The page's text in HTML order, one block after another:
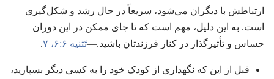
ارتباطش با دیگران می‌شود،‏ سریعاً در حال رشد و شکل‌گیری
است.‏ به این دلیل،‏ مهم است که تا جای ممکن در این دوران
حساس و تأثیرگذار در کنار فرزندتان باشید.‏—‏تَثنیه ۶:‏۶،‏ ۷ ‏.‏
قبل از این که نگهداری از کودک خود را به کسی دیگر بسپارید،‏